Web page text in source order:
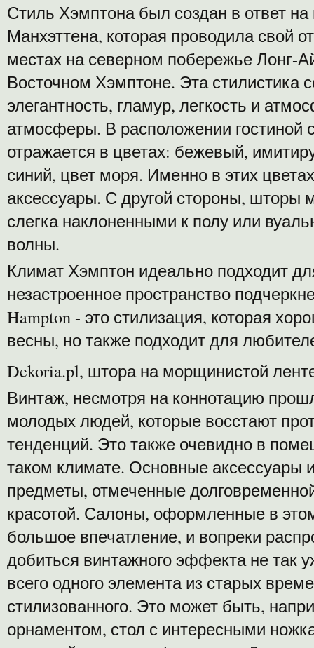
Стиль Хэмптона был создан в ответ на
Манхэттена, которая проводила свой
местах на северном побережье Лонг-
Восточном Хэмптоне. Эта стилистика
элегантность, гламур, легкость и
атмосферы. В расположении гостиной
отражается в цветах: бежевый,
синий, цвет моря. Именно в этих
аксессуары. С другой стороны,
слегка наклоненными к полу или
волны.
Климат Хэмптон идеально подходит
незастроенное пространство
Hampton - это стилизация, которая
весны, но также подходит для
Dekoria.pl, штора на морщинистой
Винтаж, несмотря на коннотацию
молодых людей, которые восстают
тенденций. Это также очевидно в
таком климате. Основные аксессуары
предметы, отмеченные
красотой. Салоны, оформленные в
большое впечатление, и вопреки
добиться винтажного эффекта не так
всего одного элемента из старых
стилизованного. Это может быть,
орнаментом, стол с интересными